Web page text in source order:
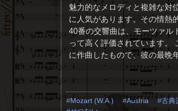
魅力的なメロディと複雑な対
に人気があります。その情熱
40番の交響曲は、モーツァル
って高く評価されています。
に作曲したもので、彼の最晩
Mozart (W.A.) Austria 古典